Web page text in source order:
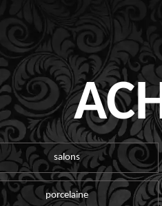
salons
porcelaine